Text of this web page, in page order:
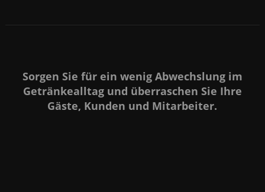
Sorgen Sie für ein wenig Abwechslung im
Getränkealltag und überraschen Sie Ihre
Gäste, Kunden und Mitarbeiter.